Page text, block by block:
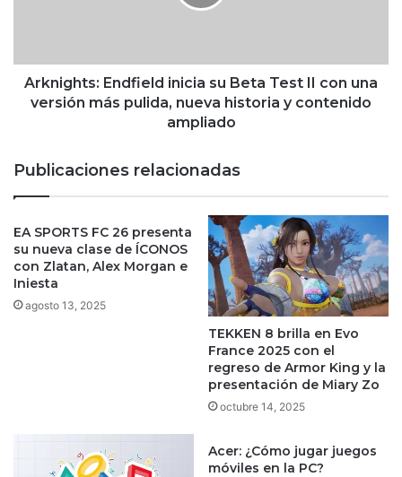
una
versión
más
y
contenido
Arknights: Endfield inicia su Beta Test II con una
versión más pulida, nueva historia y contenido
ampliado
Publicaciones relacionadas
EA SPORTS FC 26 presenta
su nueva clase de ÍCONOS
con Zlatan, Alex Morgan e
Iniesta
agosto 13, 2025
TEKKEN 8 brilla en Evo
France 2025 con el
regreso de Armor King y la
presentación de Miary Zo
octubre 14, 2025
Acer: ¿Cómo jugar juegos
móviles en la PC?